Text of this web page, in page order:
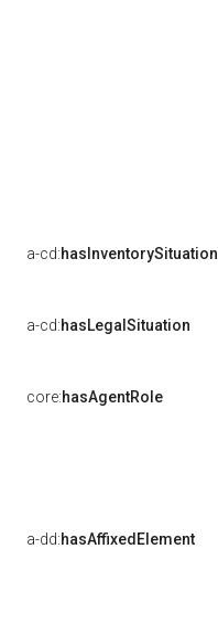
a-cd:hasInventorySituation
a-cd:hasLegalSituation
core:hasAgentRole
a-dd:hasAffixedElement